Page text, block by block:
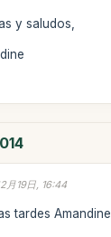
y saludos,
月19日, 16:44
tardes